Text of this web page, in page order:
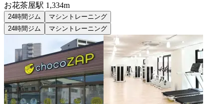
お花茶屋駅 1,334m
24時間ジム
マシントレーニング
24時間ジム
マシントレーニング